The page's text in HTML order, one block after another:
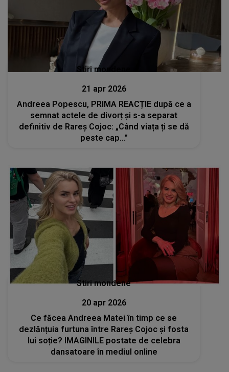
Stiri mondene
21 apr 2026
Andreea Popescu, PRIMA REACȚIE după ce a
semnat actele de divorț și s-a separat
definitiv de Rareș Cojoc: „Când viața ți se dă
peste cap...”
Stiri mondene
20 apr 2026
Ce făcea Andreea Matei în timp ce se
dezlănțuia furtuna între Rareș Cojoc și fosta
lui soție? IMAGINILE postate de celebra
dansatoare în mediul online